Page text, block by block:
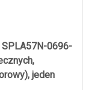
SPLA57N-0696-
jeden